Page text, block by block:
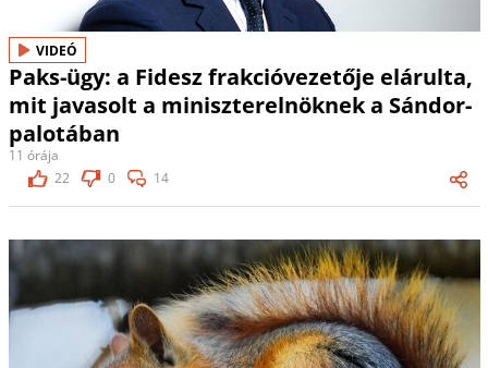
VIDEÓ
Paks-ügy: a Fidesz frakcióvezetője elárulta,
mit javasolt a miniszterelnöknek a Sándor-
palotában
11 órája
22
0 14